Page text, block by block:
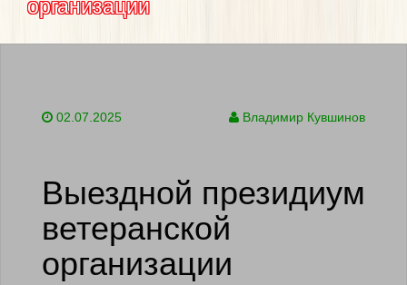
02.07.2025 Владимир Кувшинов
Выездной президиум
ветеранской
организации